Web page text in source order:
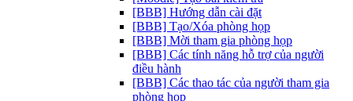
[BBB] Hướng dẫn cài đặt
[BBB] Tạo/Xóa phòng họp
[BBB] Mời tham gia phòng họp
[BBB] Các tính năng hỗ trợ của người
điều hành
[BBB] Các thao tác của người tham gia
phòng họp